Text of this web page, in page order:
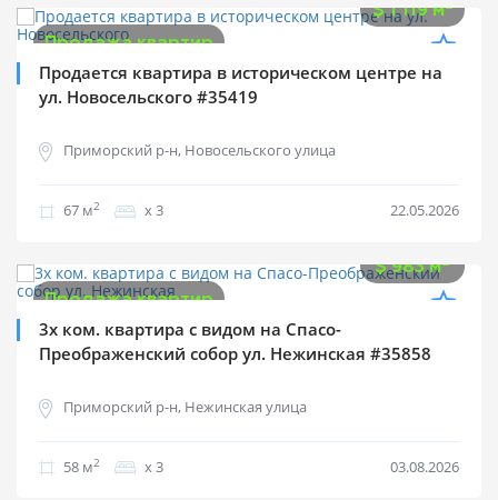
$1 119 м2
Продажа квартир
Продается квартира в историческом центре на
ул. Новосельского #35419
Приморский р-н, Новосельского улица
67 м2 х 3 22.05.2026
$983 м2
Продажа квартир
3х ком. квартира с видом на Спасо-
Преображенский собор ул. Нежинская #35858
Приморский р-н, Нежинская улица
58 м2 х 3 03.08.2026